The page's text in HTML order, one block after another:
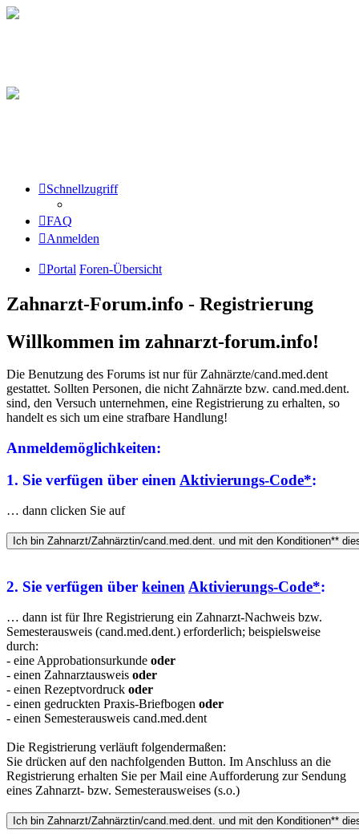
Schnellzugriff
FAQ
Anmelden
Portal Foren-Übersicht
Zahnarzt-Forum.info - Registrierung
Willkommen im zahnarzt-forum.info!
Die Benutzung des Forums ist nur für Zahnärzte/cand.med.dent
gestattet. Sollten Personen, die nicht Zahnärzte bzw. cand.med.dent.
sind, den Versuch unternehmen, eine Registrierung zu erhalten, so
handelt es sich um eine strafbare Handlung!
Anmeldemöglichkeiten:
1. Sie verfügen über einen Aktivierungs-Code*:
… dann clicken Sie auf
2. Sie verfügen über keinen Aktivierungs-Code*:
… dann ist für Ihre Registrierung ein Zahnarzt-Nachweis bzw.
Semesterausweis (cand.med.dent.) erforderlich; beispielsweise
durch:
- eine Approbationsurkunde oder
- einen Zahnarztausweis oder
- einen Rezeptvordruck oder
- einen gedruckten Praxis-Briefbogen oder
- einen Semesterausweis cand.med.dent
Die Registrierung verläuft folgendermaßen:
Sie drücken auf den nachfolgenden Button. Im Anschluss an die
Registrierung erhalten Sie per Mail eine Aufforderung zur Sendung
eines Zahnarzt- bzw. Semesterausweises (s.o.)